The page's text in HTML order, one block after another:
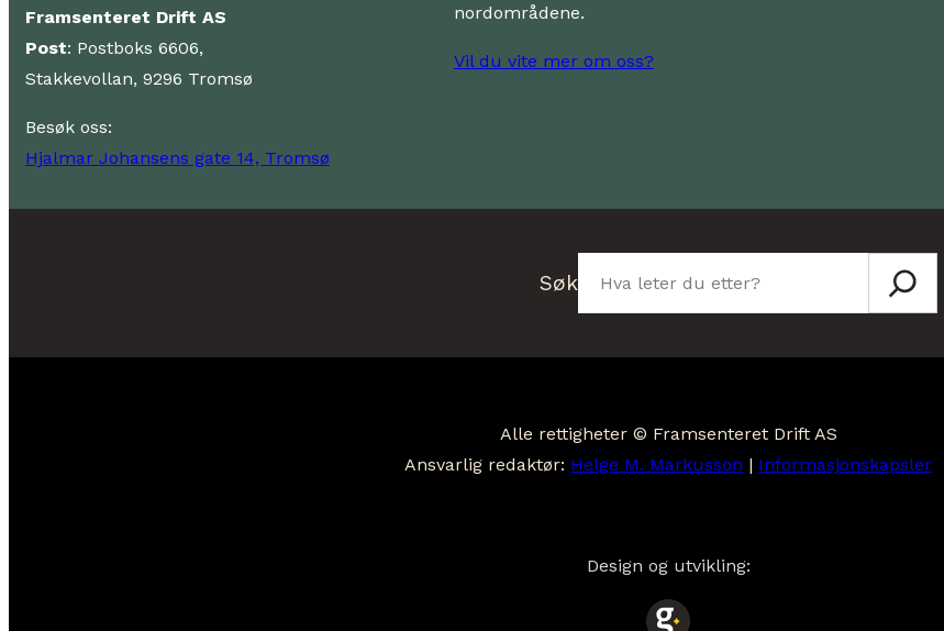
Framsenteret Drift AS
Post: Postboks 6606,
Stakkevollan, 9296 Tromsø
Besøk oss:
Hjalmar Johansens gate 14, Tromsø
nordområdene.
Vil du vite mer om oss?
Søk
Alle rettigheter © Framsenteret Drift AS
Ansvarlig redaktør: Helge M. Markusson | Informasjonskapsler
Design og utvikling: